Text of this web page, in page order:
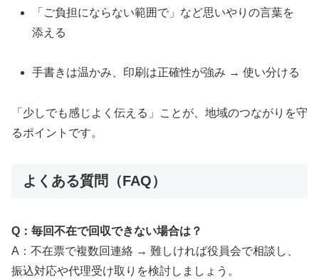
「ご負担にならない範囲で」など思いやりの言葉を
添える
手書きは温かみ、印刷は正確性が強み → 使い分ける
「少しでも感じよく伝える」ことが、地域のつながりを守
るポイントです。
よくある質問（FAQ）
Q：毎回不在で回収できない場合は？
A：不在票で複数回連絡 → 難しければ役員会で相談し、
振込対応や代理受け取りを検討しましょう。